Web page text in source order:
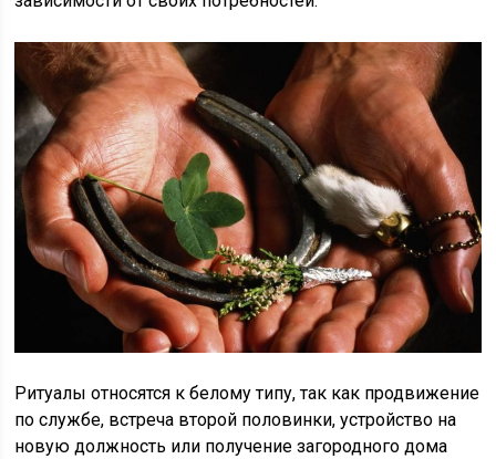
Ритуалы относятся к белому типу, так как продвижение
по службе, встреча второй половинки, устройство на
новую должность или получение загородного дома